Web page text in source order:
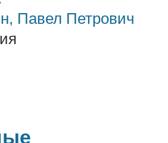
Павел Петрович